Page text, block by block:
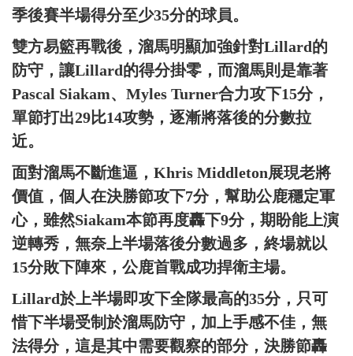
季後賽半場得分至少35分的球員。
雙方易籃再戰後，溜馬明顯加強針對Lillard的
防守，讓Lillard的得分掛零，而溜馬則是靠著
Pascal Siakam、Myles Turner合力攻下15分，
單節打出29比14攻勢，逐漸將落後的分數拉
近。
面對溜馬不斷進逼，Khris Middleton展現老將
價值，個人在決勝節攻下7分，幫助公鹿穩定軍
心，雖然Siakam本節再度轟下9分，期盼能上演
逆轉秀，無奈上半場落後分數過多，終場就以
15分敗下陣來，公鹿首戰成功捍衛主場。
Lillard於上半場即攻下全隊最高的35分，只可
惜下半場受制於溜馬防守，加上手感不佳，無
法得分，這是其中需要觀察的部分，決勝節轟